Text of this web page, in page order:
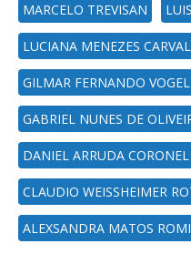
MARCELO TREVISAN
LUCIANA MENEZES
GILMAR FERNANDO VOGEL
GABRIEL NUNES DE
DANIEL ARRUDA CORONEL
CLAUDIO WEISSHEIMER
ALEXSANDRA MATOS